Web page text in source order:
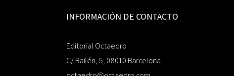
INFORMACIÓN DE CONTACTO
Editorial Octaedro
C/ Bailén, 5, 08010 Barcelona